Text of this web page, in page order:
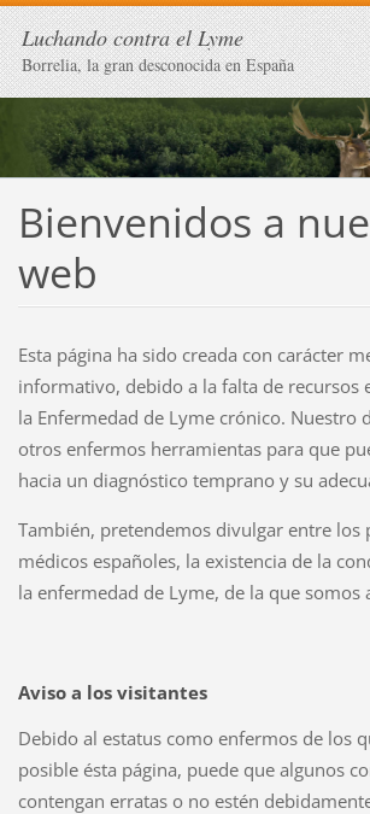
Luchando contra el Lyme
Borrelia, la gran desconocida en España
Bienvenidos a
web
Esta página ha sido creada con carácter
informativo, debido a la falta de recursos
la Enfermedad de Lyme crónico. Nuestro
otros enfermos herramientas para que
hacia un diagnóstico temprano y su
También, pretendemos divulgar entre los
médicos españoles, la existencia de la
la enfermedad de Lyme, de la que somos
Aviso a los visitantes
Debido al estatus como enfermos de los
posible ésta página, puede que algunos
contengan erratas o no estén